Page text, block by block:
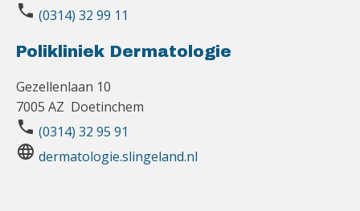
phone (0314) 32 99 11
Polikliniek Dermatologie
Gezellenlaan 10
7005 AZ Doetinchem
phone (0314) 32 95 91
language dermatologie.slingeland.nl